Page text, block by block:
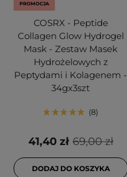
PROMOCJA
COSRX - Peptide
Collagen Glow Hydrogel
Mask - Zestaw Masek
Hydrożelowych z
Peptydami i Kolagenem -
34gx3szt
8
69,00 zł
41,40 zł
DODAJ DO KOSZYKA